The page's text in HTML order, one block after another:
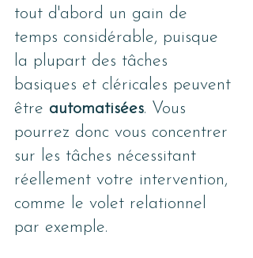
tout d'abord un gain de
temps considérable, puisque
la plupart des tâches
basiques et cléricales peuvent
être automatisées. Vous
pourrez donc vous concentrer
sur les tâches nécessitant
réellement votre intervention,
comme le volet relationnel
par exemple.